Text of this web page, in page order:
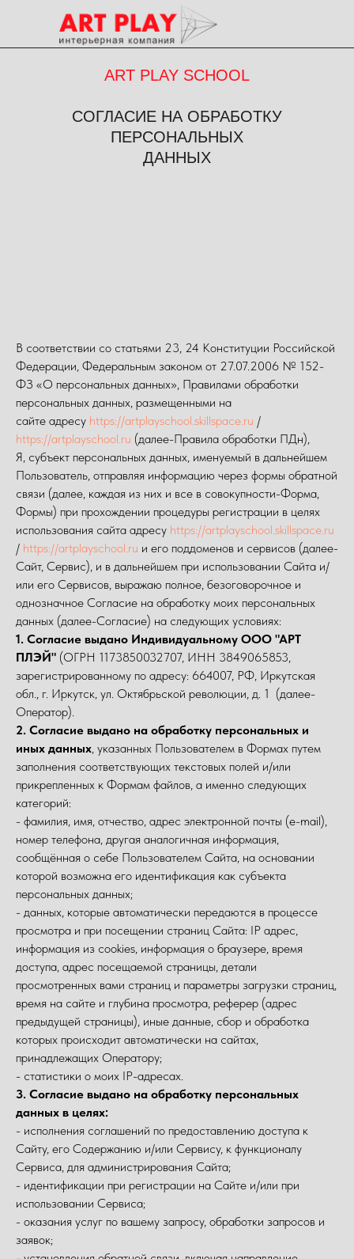
ART PLAY SCHOOL
СОГЛАСИЕ НА ОБРАБОТКУ
ПЕРСОНАЛЬНЫХ
ДАННЫХ
В соответствии со статьями 23, 24 Конституции Российской
Федерации, Федеральным законом от 27.07.2006 № 152-
ФЗ «О персональных данных», Правилами обработки
персональных данных, размещенными на
сайте адресу https://artplayschool.skillspace.ru /
https://artplayschool.ru (далее-Правила обработки ПДн),
Я, субъект персональных данных, именуемый в дальнейшем
Пользователь, отправляя информацию через формы обратной
связи (далее, каждая из них и все в совокупности-Форма,
Формы) при прохождении процедуры регистрации в целях
использования сайта адресу https://artplayschool.skillspace.ru
/ https://artplayschool.ru и его поддоменов и сервисов (далее-
Сайт, Сервис), и в дальнейшем при использовании Сайта и/
или его Сервисов, выражаю полное, безоговорочное и
однозначное Согласие на обработку моих персональных
данных (далее-Согласие) на следующих условиях:
1. Согласие выдано Индивидуальному ООО "АРТ
ПЛЭЙ" (ОГРН 1173850032707, ИНН 3849065853,
зарегистрированному по адресу: 664007, РФ, Иркутская
обл., г. Иркутск, ул. Октябрьской революции, д. 1 (далее-
Оператор).
2. Согласие выдано на обработку персональных и
иных данных, указанных Пользователем в Формах путем
заполнения соответствующих текстовых полей и/или
прикрепленных к Формам файлов, а именно следующих
категорий:
- фамилия, имя, отчество, адрес электронной почты (e-mail),
номер телефона, другая аналогичная информация,
сообщённая о себе Пользователем Сайта, на основании
которой возможна его идентификация как субъекта
персональных данных;
- данных, которые автоматически передаются в процессе
просмотра и при посещении страниц Сайта: IP адрес,
информация из cookies, информация о браузере, время
доступа, адрес посещаемой страницы, детали
просмотренных вами страниц и параметры загрузки страниц,
время на сайте и глубина просмотра, реферер (адрес
предыдущей страницы), иные данные, сбор и обработка
которых происходит автоматически на сайтах,
принадлежащих Оператору;
- статистики о моих IP-адресах.
3. Согласие выдано на обработку персональных
данных в целях:
- исполнения соглашений по предоставлению доступа к
Сайту, его Содержанию и/или Сервису, к функционалу
Сервиса, для администрирования Сайта;
- идентификации при регистрации на Сайте и/или при
использовании Сервиса;
- оказания услуг по вашему запросу, обработки запросов и
заявок;